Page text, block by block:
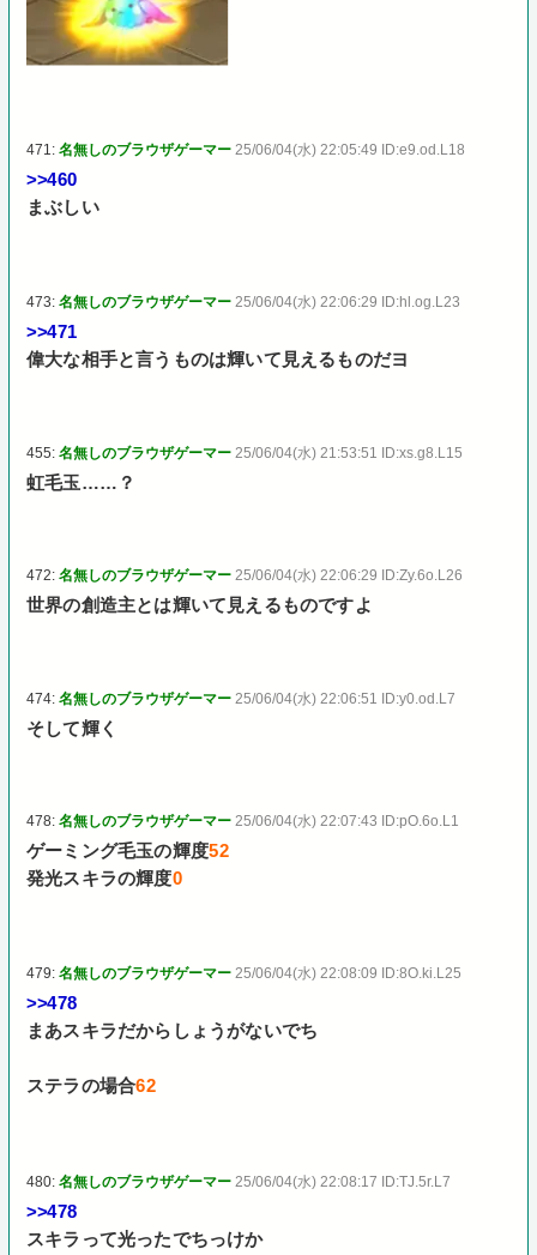
471:名無しのブラウザゲーマー 25/06/04(水) 22:05:49 ID:e9.od.L18
>>460
まぶしい
473:名無しのブラウザゲーマー 25/06/04(水) 22:06:29 ID:hl.og.L23
>>471
偉大な相手と言うものは輝いて見えるものだヨ
455:名無しのブラウザゲーマー 25/06/04(水) 21:53:51 ID:xs.g8.L15
虹毛玉……？
472:名無しのブラウザゲーマー 25/06/04(水) 22:06:29 ID:Zy.6o.L26
世界の創造主とは輝いて見えるものですよ
474:名無しのブラウザゲーマー 25/06/04(水) 22:06:51 ID:y0.od.L7
そして輝く
478:名無しのブラウザゲーマー 25/06/04(水) 22:07:43 ID:pO.6o.L1
ゲーミング毛玉の輝度52
発光スキラの輝度0
479:名無しのブラウザゲーマー 25/06/04(水) 22:08:09 ID:8O.ki.L25
>>478
まあスキラだからしょうがないでち
ステラの場合62
480:名無しのブラウザゲーマー 25/06/04(水) 22:08:17 ID:TJ.5r.L7
>>478
スキラって光ったでちっけか